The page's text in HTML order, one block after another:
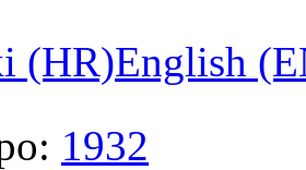
(HR)English
1932